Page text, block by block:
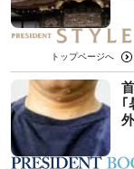
トップページへ
｢